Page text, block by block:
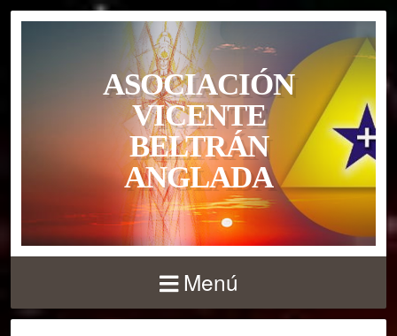
ASOCIACIÓN
VICENTE
BELTRÁN
ANGLADA
Menú